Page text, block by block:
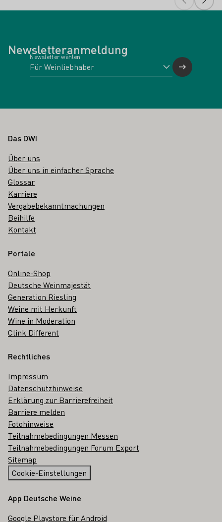
Newsletteranmeldung
Newsletter wählen
Fußbereich
Das DWI
Über uns
Über uns in einfacher Sprache
Glossar
Karriere
Vergabebekanntmachungen
Beihilfe
Kontakt
Portale
Online-Shop
Deutsche Weinmajestät
Generation Riesling
Weine mit Herkunft
Wine in Moderation
Clink Different
Rechtliches
Impressum
Datenschutzhinweise
Erklärung zur Barrierefreiheit
Barriere melden
Fotohinweise
Teilnahmebedingungen Messen
Teilnahmebedingungen Forum Export
Sitemap
Cookie-Einstellungen
App Deutsche Weine
Google Playstore für Android